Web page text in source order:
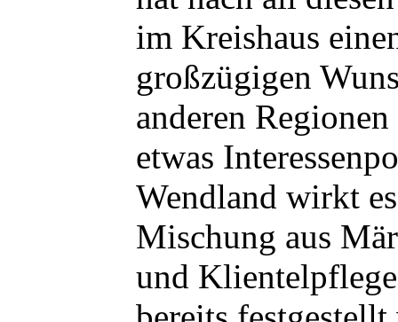
im Kreishaus
großzügigen
anderen
etwas
Wendland wirkt
Mischung aus
und